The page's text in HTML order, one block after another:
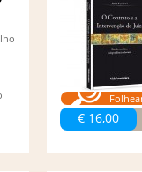
€ 16,00